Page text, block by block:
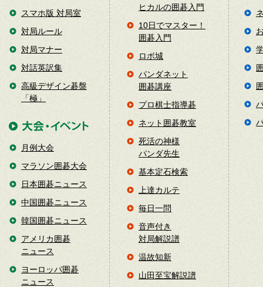
スマホ版 対局室
対局ルール
対局マナー
対話英訳集
高級デザイン碁盤
「極」
月例大会
マラソン囲碁大会
日本囲碁ニュース
中国囲碁ニュース
韓国囲碁ニュース
アメリカ囲碁
ニュース
ヨーロッパ囲碁
ニュース
ヒカルの囲碁入門
10日でマスター！
囲碁入門
ロボ城
パンダネット
囲碁講座
プロ棋士指導碁
ネット囲碁教室
死活の神様
パンダ先生
基本定石検索
上達カルテ
毎日一問
音声付き
対局解説譜
温故知新
山田至宝解説譜